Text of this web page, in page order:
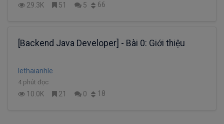
29.3K 51 5 66
[Backend Java Developer] - Bài 0: Giới thiệu
lethaianhle
4 phút đọc
10.0K 21 0 18